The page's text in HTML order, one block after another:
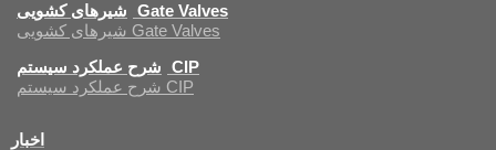
شیرهای کشویی Gate Valves
شیرهای کشویی Gate Valves
شرح عملکرد سیستم CIP
شرح عملکرد سیستم CIP
اخبار